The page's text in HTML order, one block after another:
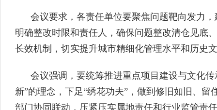
会议要求，各责任单位要聚焦问题靶向发力
明确整改时限和责任人，确保问题整改清仓见底
长效机制，切实提升城市精细化管理水平和历史
会议强调，要统筹推进重点项目建设与文化
新”的理念，下足“绣花功夫”，做到修旧如旧、
部门协同联动，压紧压实属地责任和行业监管责